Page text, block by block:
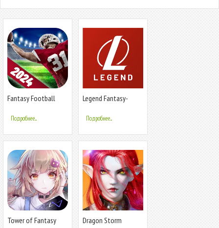
Fantasy Football
Подробнее...
Legend Fantasy-
Подробнее...
Tower of Fantasy
Dragon Storm